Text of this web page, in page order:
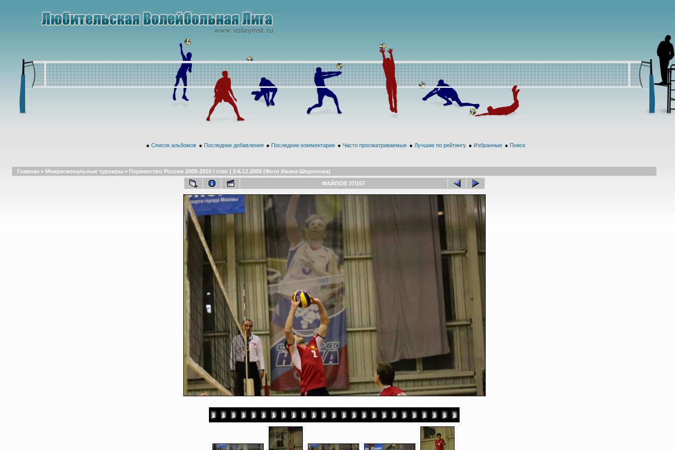
● Список альбомов ● Последние добавления ● Последние комментарии ● Часто просматриваемые ● Лучшие по рейтингу ● Избранные ● Поиск
Главная > Межрегиональные турниры > Первенство России 2009-2010 I этап | 3-6.12.2009 (Фото Ивана Шорохова)
ФАЙЛОВ 37/167